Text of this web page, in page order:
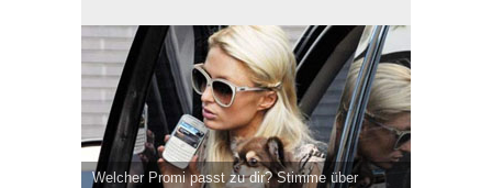
Welcher Promi passt zu dir? Stimme über